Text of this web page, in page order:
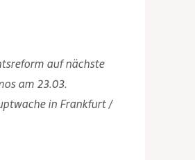
auf nächste
am 23.03.
in Frankfurt /